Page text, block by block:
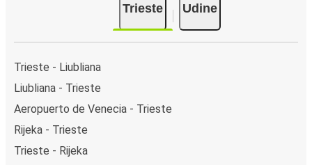
Trieste Udine
Trieste - Liubliana
Liubliana - Trieste
Aeropuerto de Venecia - Trieste
Rijeka - Trieste
Trieste - Rijeka